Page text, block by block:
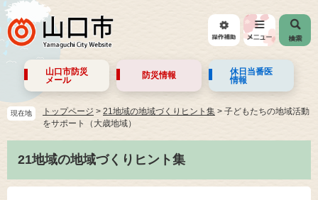
山口市防災
メール
防災情報
休日当番医
情報
現在地 トップページ > 21地域の地域づくりヒント集 > 子どもたちの地域活動
をサポート（大歳地域）
21地域の地域づくりヒント集